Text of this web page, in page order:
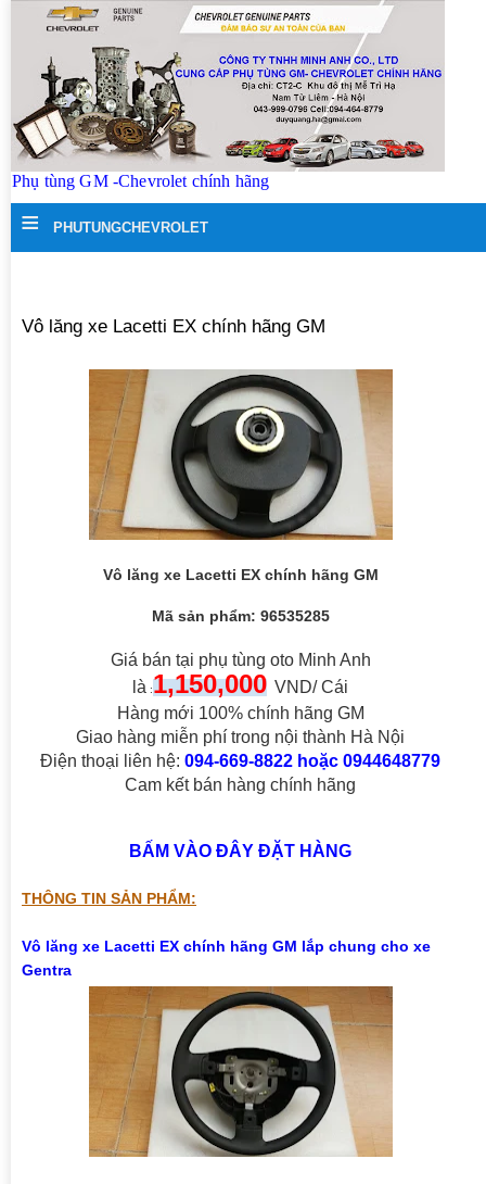
Phụ tùng GM -Chevrolet chính hãng
≡ PHUTUNGCHEVROLET
Vô lăng xe Lacetti EX chính hãng GM
Vô lăng xe Lacetti EX chính hãng GM
Mã sản phẩm: 96535285
Giá bán tại phụ tùng oto Minh Anh
là :1,150,000 VND/ Cái
Hàng mới 100% chính hãng GM
Giao hàng miễn phí trong nội thành Hà Nội
Điện thoại liên hệ:094-669-8822 hoặc 0944648779
Cam kết bán hàng chính hãng
BẤM VÀO ĐÂY ĐẶT HÀNG
THÔNG TIN SẢN PHẨM:
Vô lăng xe Lacetti EX chính hãng GM lắp chung cho xe
Gentra